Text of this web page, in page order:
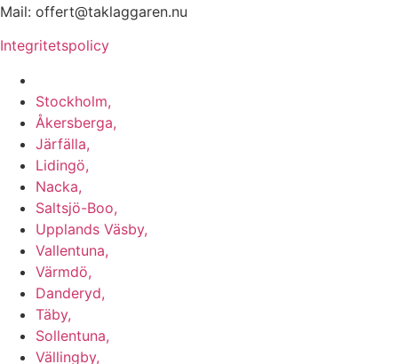
Mail: offert@taklaggaren.nu
Integritetspolicy
Stockholm,
Åkersberga,
Järfälla,
Lidingö,
Nacka,
Saltsjö-Boo,
Upplands Väsby,
Vallentuna,
Värmdö,
Danderyd,
Täby,
Sollentuna,
Vällingby,